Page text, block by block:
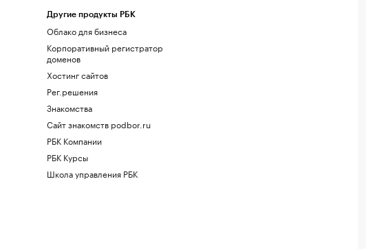
Другие продукты РБК
Облако для бизнеса
Корпоративный регистратор
доменов
Хостинг сайтов
Рег.решения
Знакомства
Сайт знакомств podbor.ru
РБК Компании
РБК Курсы
Школа управления РБК